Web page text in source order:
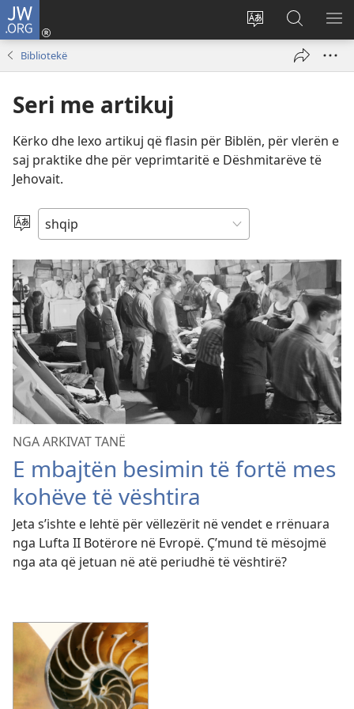
JW.ORG
Ndrysho
Hyr
me
Kërko
në
JW.ORG
Bibliotekë
Seri me artikuj
Kërko dhe lexo artikuj që flasin për Biblën, për vlerën e
saj praktike dhe për veprimtaritë e Dëshmitarëve të
Jehovait.
Zgjidh
gjuhën
NGA ARKIVAT TANË
E mbajtën besimin të fortë mes
kohëve të vështira
Jeta s’ishte e lehtë për vëllezërit në vendet e rrënuara
nga Lufta II Botërore në Evropë. Ç’mund të mësojmë
nga ata që jetuan në atë periudhë të vështirë?